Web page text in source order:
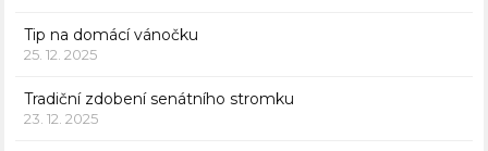
Tip na domácí vánočku
25. 12. 2025
Tradiční zdobení senátního stromku
23. 12. 2025